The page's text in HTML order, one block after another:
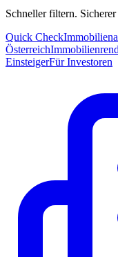
Schneller filtern. Sicherer
Quick Check
Österreich
EinsteigerFür Investoren